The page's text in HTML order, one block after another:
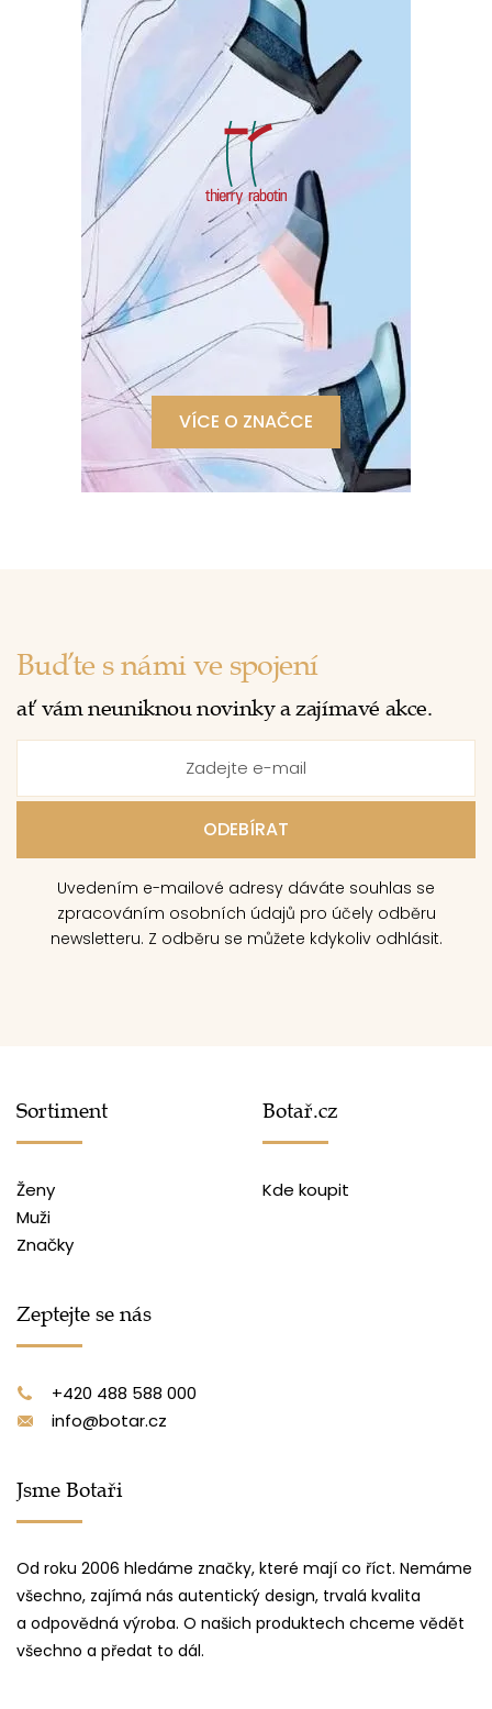
VÍCE O ZNAČCE
Buďte s námi ve spojení
ať vám neuniknou novinky a zajímavé akce.
Uvedením e-mailové adresy dáváte souhlas se
zpracováním osobních údajů pro účely odběru
newsletteru. Z odběru se můžete kdykoliv odhlásit.
Sortiment
Ženy
Muži
Značky
Botař.cz
Kde koupit
Zeptejte se nás
+420 488 588 000
info@botar.cz
Jsme Botaři
Od roku 2006 hledáme značky, které mají co říct. Nemáme
všechno, zajímá nás autentický design, trvalá kvalita
a odpovědná výroba. O našich produktech chceme vědět
všechno a předat to dál.